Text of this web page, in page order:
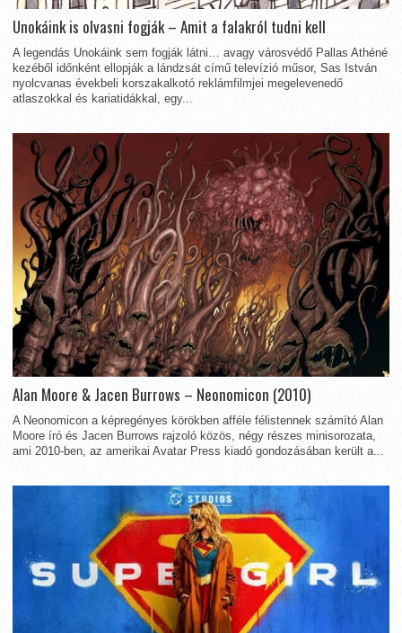
Unokáink is olvasni fogják – Amit a falakról tudni kell
A legendás Unokáink sem fogják látni… avagy városvédő Pallas Athéné
kezéből időnként ellopják a lándzsát című televízió műsor, Sas István
nyolcvanas évekbeli korszakalkotó reklámfilmjei megelevenedő
atlaszokkal és kariatidákkal, egy...
Alan Moore & Jacen Burrows – Neonomicon (2010)
A Neonomicon a képregényes körökben afféle félistennek számító Alan
Moore író és Jacen Burrows rajzoló közös, négy részes minisorozata,
ami 2010-ben, az amerikai Avatar Press kiadó gondozásában került a...